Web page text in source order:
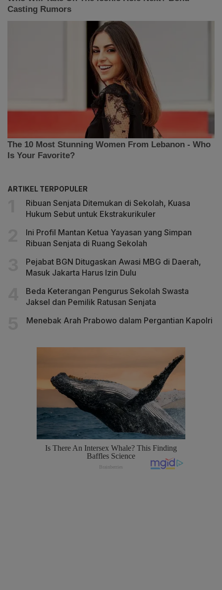
ARTIKEL TERPOPULER
Ribuan Senjata Ditemukan di Sekolah, Kuasa
Hukum Sebut untuk Ekstrakurikuler
Ini Profil Mantan Ketua Yayasan yang Simpan
Ribuan Senjata di Ruang Sekolah
Pejabat BGN Ditugaskan Awasi MBG di Daerah,
Masuk Jakarta Harus Izin Dulu
Beda Keterangan Pengurus Sekolah Swasta
Jaksel dan Pemilik Ratusan Senjata
Menebak Arah Prabowo dalam Pergantian Kapolri